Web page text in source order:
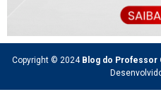
Copyright © 2024 Blog do Professor